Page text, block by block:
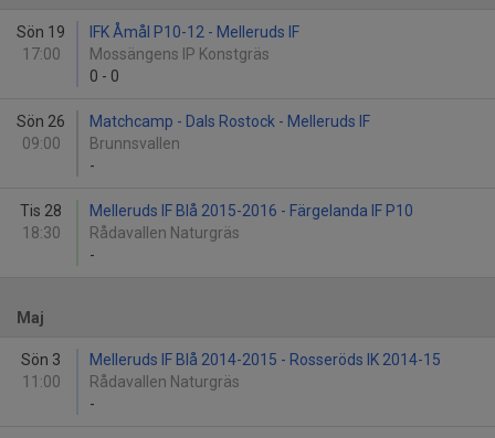
Sön 19
17:00
IFK Åmål P10-12 - Melleruds IF
Mossängens IP Konstgräs
0 - 0
Sön 26
09:00
Matchcamp - Dals Rostock - Melleruds IF
Brunnsvallen
-
Tis 28
18:30
Melleruds IF Blå 2015-2016 - Färgelanda IF P10
Rådavallen Naturgräs
-
Maj
Sön 3
11:00
Melleruds IF Blå 2014-2015 - Rosseröds IK 2014-15
Rådavallen Naturgräs
-